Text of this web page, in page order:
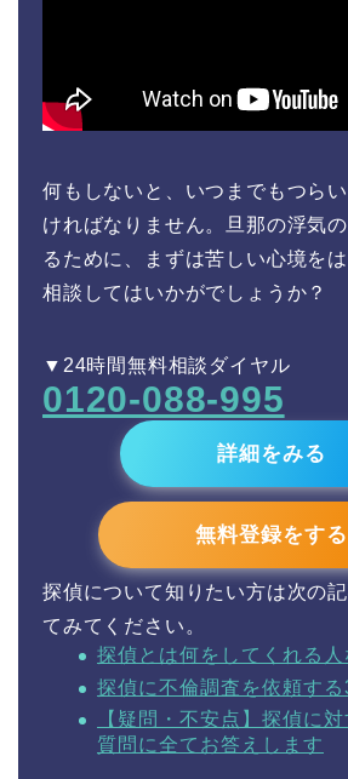
何もしないと、いつまでもつら
ければなりません。旦那の浮気
るために、まずは苦しい心境を
相談してはいかがでしょうか？
▼24時間無料相談ダイヤル
0120-088-995
詳細をみる
無料登録をする
探偵について知りたい方は次の
てみてください。
探偵とは何をしてくれる人
探偵に不倫調査を依頼する
【疑問・不安点】探偵に
質問に全てお答えします